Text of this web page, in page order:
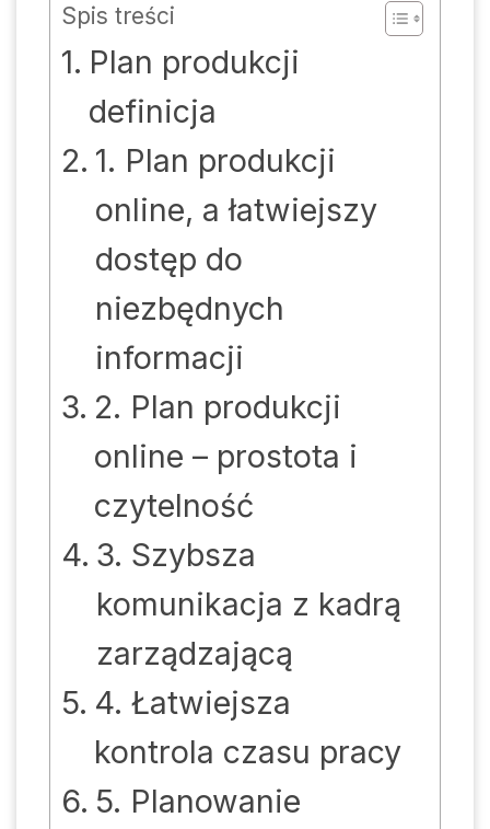
Spis treści
Plan produkcji
definicja
1. Plan produkcji
online, a łatwiejszy
dostęp do
niezbędnych
informacji
2. Plan produkcji
online – prostota i
czytelność
3. Szybsza
komunikacja z kadrą
zarządzającą
4. Łatwiejsza
kontrola czasu pracy
5. Planowanie